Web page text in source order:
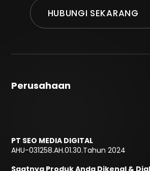
HUBUNGI SEKARANG
Perusahaan
PT SEO MEDIA DIGITAL
AHU-031258.AH.01.30.Tahun 2024